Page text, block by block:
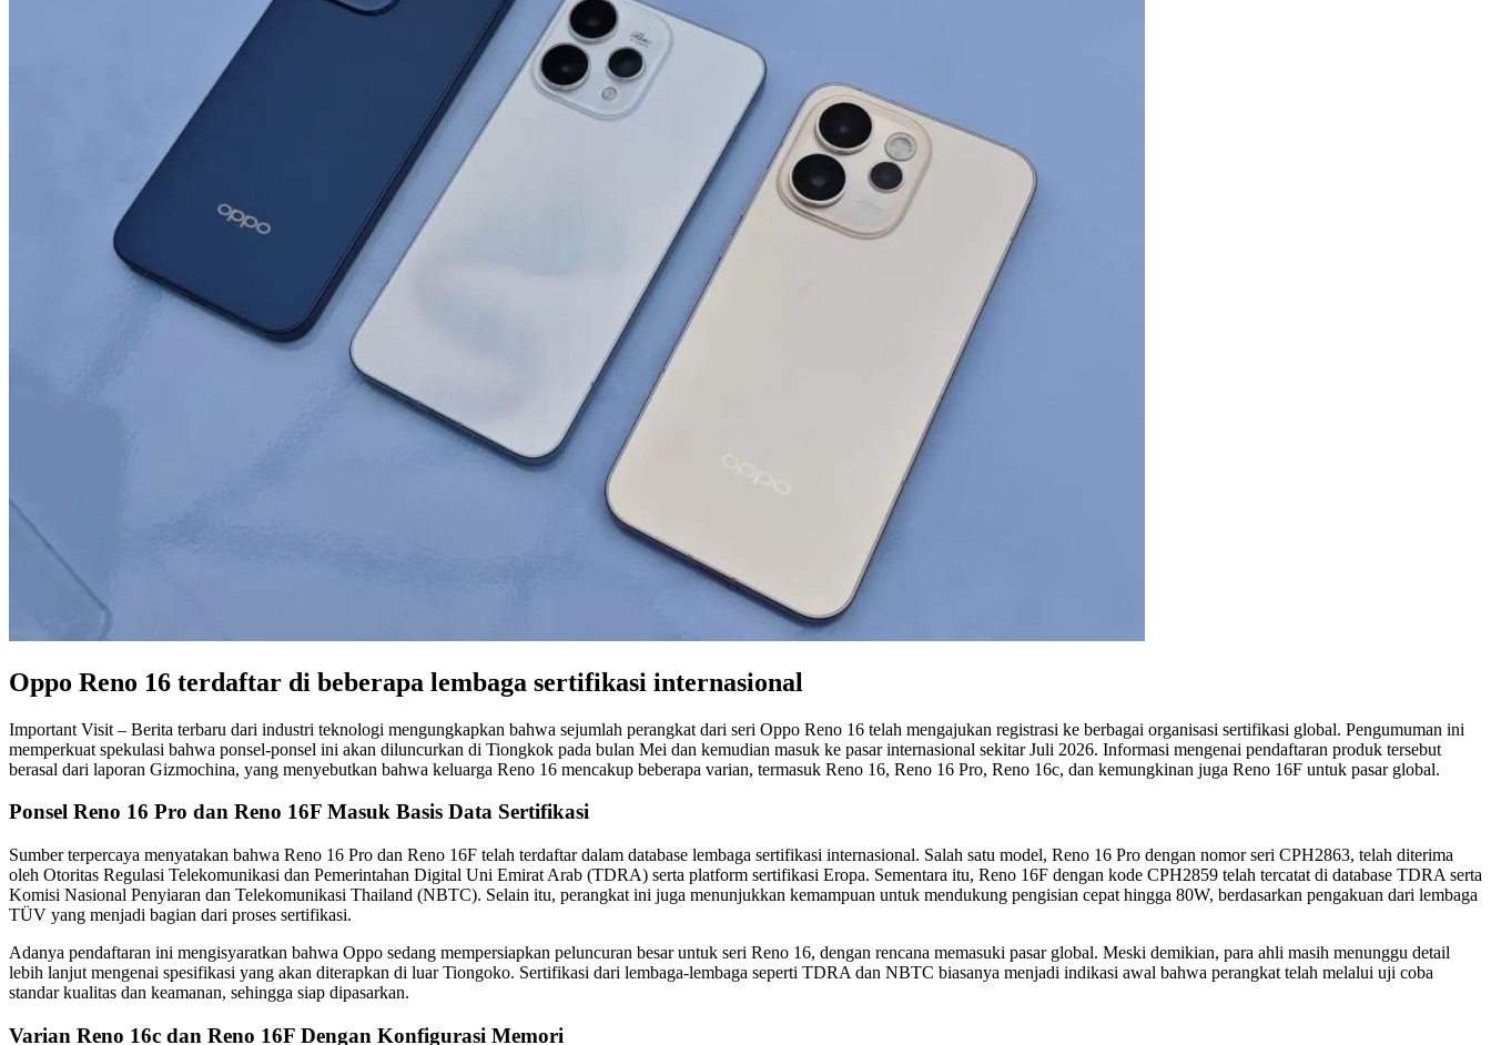
Oppo Reno 16 terdaftar di beberapa lembaga sertifikasi internasional
Important Visit – Berita terbaru dari industri teknologi mengungkapkan bahwa sejumlah perangkat dari seri Oppo Reno 16 telah mengajukan registrasi ke berbagai organisasi sertifikasi global. Pengumuman ini
memperkuat spekulasi bahwa ponsel-ponsel ini akan diluncurkan di Tiongkok pada bulan Mei dan kemudian masuk ke pasar internasional sekitar Juli 2026. Informasi mengenai pendaftaran produk tersebut
berasal dari laporan Gizmochina, yang menyebutkan bahwa keluarga Reno 16 mencakup beberapa varian, termasuk Reno 16, Reno 16 Pro, Reno 16c, dan kemungkinan juga Reno 16F untuk pasar global.
Ponsel Reno 16 Pro dan Reno 16F Masuk Basis Data Sertifikasi
Sumber terpercaya menyatakan bahwa Reno 16 Pro dan Reno 16F telah terdaftar dalam database lembaga sertifikasi internasional. Salah satu model, Reno 16 Pro dengan nomor seri CPH2863, telah diterima
oleh Otoritas Regulasi Telekomunikasi dan Pemerintahan Digital Uni Emirat Arab (TDRA) serta platform sertifikasi Eropa. Sementara itu, Reno 16F dengan kode CPH2859 telah tercatat di database TDRA serta
Komisi Nasional Penyiaran dan Telekomunikasi Thailand (NBTC). Selain itu, perangkat ini juga menunjukkan kemampuan untuk mendukung pengisian cepat hingga 80W, berdasarkan pengakuan dari lembaga
TÜV yang menjadi bagian dari proses sertifikasi.
Adanya pendaftaran ini mengisyaratkan bahwa Oppo sedang mempersiapkan peluncuran besar untuk seri Reno 16, dengan rencana memasuki pasar global. Meski demikian, para ahli masih menunggu detail
lebih lanjut mengenai spesifikasi yang akan diterapkan di luar Tiongoko. Sertifikasi dari lembaga-lembaga seperti TDRA dan NBTC biasanya menjadi indikasi awal bahwa perangkat telah melalui uji coba
standar kualitas dan keamanan, sehingga siap dipasarkan.
Varian Reno 16c dan Reno 16F Dengan Konfigurasi Memori